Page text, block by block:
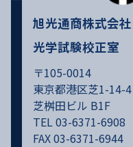
旭光通商株式会社
光学試験校正室
〒105-0014
東京都港区芝1-14-4
芝桝田ビル B1F
TEL 03-6371-6908
FAX 03-6371-6944